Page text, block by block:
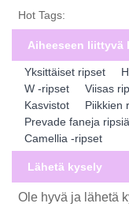
Hot Tags:
Aiheeseen liittyvä
Yksittäiset ripset
W -ripset
Viisas
Kasvistot
Piikkien
Prevade faneja ripsiä
Camellia -ripset
Lähetä kysely
Ole hyvä ja lähetä